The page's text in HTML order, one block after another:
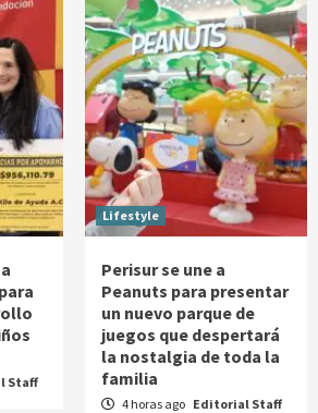
Staff
Lifestyle
Perisur se une a
Peanuts para presentar
un nuevo parque de
juegos que despertará
la nostalgia de toda la
familia
4 horas ago Editorial Staff